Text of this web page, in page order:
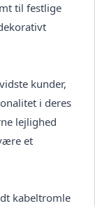
til festlige
kunder,
i deres
lejlighed
et
kabeltromle